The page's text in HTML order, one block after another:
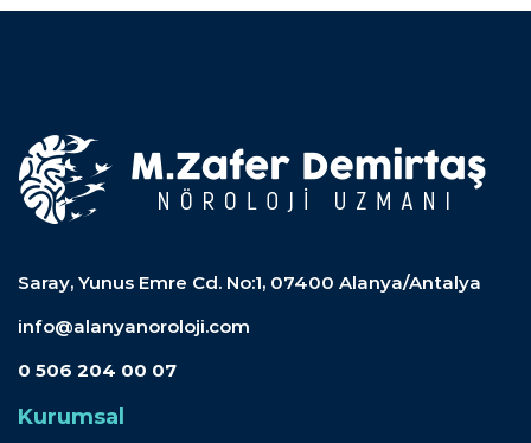
Saray, Yunus Emre Cd. No:1, 07400 Alanya/Antalya
info@alanyanoroloji.com
0 506 204 00 07
Kurumsal